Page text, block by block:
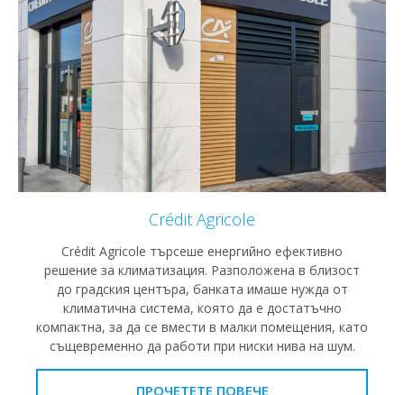
Crédit Agricole
Crédit Agricole търсеше енергийно ефективно
решение за климатизация. Разположена в близост
до градския центъра, банката имаше нужда от
климатична система, която да е достатъчно
компактна, за да се вмести в малки помещения, като
същевременно да работи при ниски нива на шум.
ПРОЧЕТЕТЕ ПОВЕЧЕ